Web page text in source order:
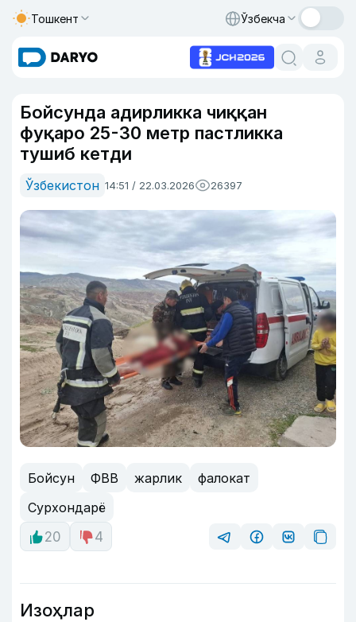
Тошкент Ўзбекча
Бойсунда адирликка чиққан
фуқаро 25-30 метр пастликка
тушиб кетди
Ўзбекистон 14:51 / 22.03.2026 26397
Бойсун ФВВ жарлик
фалокат
Сурхондарё
20
4
Изоҳлар